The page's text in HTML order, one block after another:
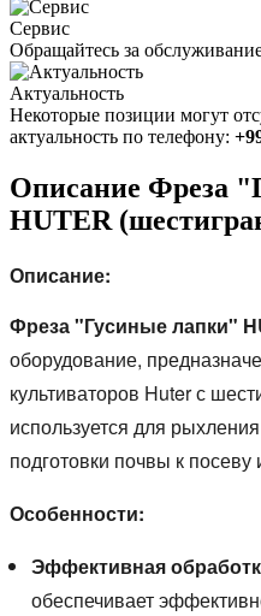
Сервис
Обращайтесь за
Актуальность
Некоторые позиции могут
актуальность по телефону:
Описание Фреза
HUTER
Описание:
Фреза "Гусиные лапки"
оборудование,
культиваторов Huter с
используется для
подготовки почвы к посеву
Особенности:
Эффективная
обеспечивает